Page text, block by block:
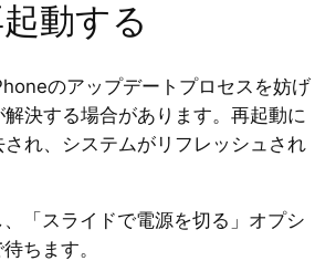
動する
のアップデートプロセスを妨げ
決する場合があります。再起動に
れ、システムがリフレッシュされ
「スライドで電源を切る」オプシ
ちます。